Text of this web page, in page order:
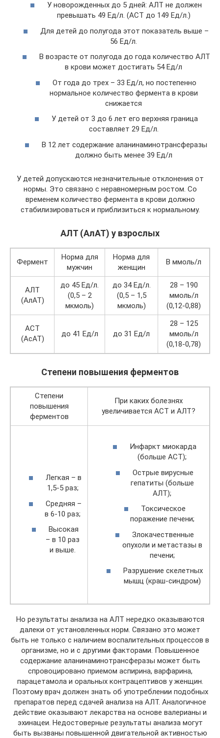
У новорожденных до 5 дней: АЛТ не должен
превышать 49 Ед/л. (АСТ до 149 Ед/л.)
Для детей до полугода этот показатель выше –
56 Ед/л.
В возрасте от полугода до года количество АЛТ
в крови может достигать 54 Ед/л
От года до трех – 33 Ед/л, но постепенно
нормальное количество фермента в крови
снижается
У детей от 3 до 6 лет его верхняя граница
составляет 29 Ед/л.
В 12 лет содержание аланинаминотрансферазы
должно быть менее 39 Ед/л
У детей допускаются незначительные отклонения от
нормы. Это связано с неравномерным ростом. Со
временем количество фермента в крови должно
стабилизироваться и приблизиться к нормальному.
АЛТ (АлАТ) у взрослых
Фермент
Норма для
мужчин
Норма для
женщин
В ммоль/л
АЛТ
(АлАТ)
до 45 Ед/л.
(0,5 – 2
мкмоль)
до 34 Ед/л.
(0,5 – 1,5
мкмоль)
28 – 190
ммоль/л
(0,12-0,88)
АСТ
(АсАТ)
до 41 Ед/л до 31 Ед/л
28 – 125
ммоль/л
(0,18-0,78)
Степени повышения ферментов
Степени
повышения
ферментов
При каких болезнях
увеличивается АСТ и АЛТ?
Легкая – в
1,5-5 раз;
Средняя –
в 6-10 раз;
Высокая
– в 10 раз
и выше.
Инфаркт миокарда
(больше АСТ);
Острые вирусные
гепатиты (больше
АЛТ);
Токсическое
поражение печени;
Злокачественные
опухоли и метастазы в
печени;
Разрушение скелетных
мышц (краш-синдром)
Но результаты анализа на АЛТ нередко оказываются
далеки от установленных норм. Связано это может
быть не только с наличием воспалительных процессов в
организме, но и с другими факторами. Повышенное
содержание аланинаминотрансферазы может быть
спровоцировано приемом аспирина, варфарина,
парацетамола и оральных контрацептивов у женщин.
Поэтому врач должен знать об употреблении подобных
препаратов перед сдачей анализа на АЛТ. Аналогичное
действие оказывают лекарства на основе валерианы и
эхинацеи. Недостоверные результаты анализа могут
быть вызваны повышенной двигательной активностью